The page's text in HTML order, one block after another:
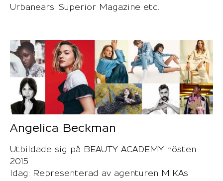
Urbanears, Superior Magazine etc.
Angelica Beckman
Utbildade sig på BEAUTY ACADEMY hösten
2015
Idag: Representerad av agenturen MIKAs